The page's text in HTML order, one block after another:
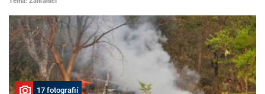
17 fotografií